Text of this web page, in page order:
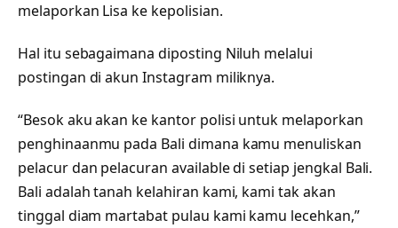
melaporkan Lisa ke kepolisian.
Hal itu sebagaimana diposting Niluh melalui
postingan di akun Instagram miliknya.
“Besok aku akan ke kantor polisi untuk melaporkan
penghinaanmu pada Bali dimana kamu menuliskan
pelacur dan pelacuran available di setiap jengkal Bali.
Bali adalah tanah kelahiran kami, kami tak akan
tinggal diam martabat pulau kami kamu lecehkan,”